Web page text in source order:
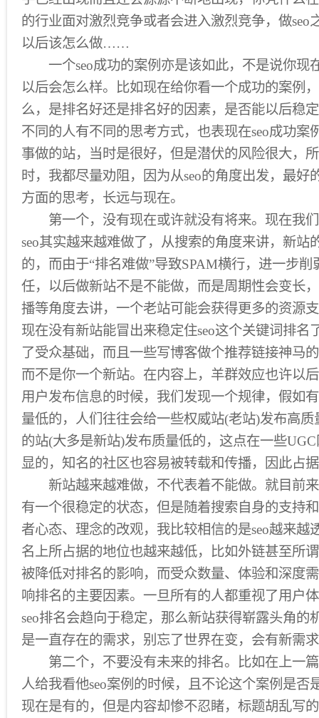
的行业面对激烈竞争或者会进入激烈竞争，做seo
以后该怎么做……
一个seo成功的案例亦是该如此，不是说你现
以后会怎么样。比如现在给你看一个成功的案例
么，是排名好还是排名好的因素，是否能以后稳
不同的人有不同的思考方式，也表现在seo成功案
事做的站，当时是很好，但是潜伏的风险很大，
时，我都尽量劝阻，因为从seo的角度出发，最好
方面的思考，长远与现在。
第一个，没有现在或许就没有将来。现在我们
seo其实越来越难做了，从搜索的角度来讲，新站
的，而由于“排名难做”导致SPAM横行，进一步
任，以后做新站不是不能做，而是周期性会变长
播等角度去讲，一个老站可能会获得更多的资源
现在没有新站能冒出来稳定住seo这个关键词排名
了受众基础，而且一些写博客做个推荐链接神马
而不是你一个新站。在内容上，羊群效应也许以
用户发布信息的时候，我们发现一个规律，假如
量低的，人们往往会给一些权威站(老站)发布高
的站(大多是新站)发布质量低的，这点在一些
显的，知名的社区也容易被转载和传播，因此占
新站越来越难做，不代表着不能做。就目前来
有一个很稳定的状态，但是随着搜索自身的支持
者心态、理念的改观，我比较相信的是seo越来越
名上所占据的地位也越来越低，比如外链甚至所
被降低对排名的影响，而受众数量、体验和深度
响排名的主要因素。一旦所有的人都重视了用户
seo排名会趋向于稳定，那么新站获得崭露头角的
是一直存在的需求，别忘了世界在变，会有新需
第二个，不要没有未来的排名。比如在上一篇
人给我看他seo案例的时候，且不论这个案例是否
现在是有的，但是内容却惨不忍睹，标题胡乱写